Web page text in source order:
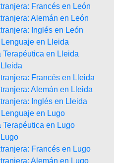
Francés en León
Alemán en León
Inglés en León
en Lleida
en Lleida
Francés en Lleida
Alemán en Lleida
Inglés en Lleida
en Lugo
en Lugo
Francés en Lugo
Alemán en Lugo